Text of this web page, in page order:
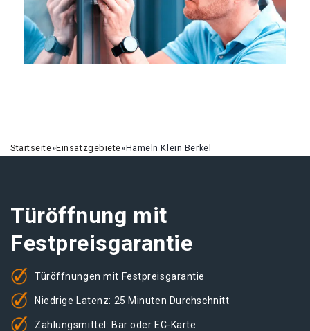
Startseite»Einsatzgebiete»Hameln Klein Berkel
Türöffnung mit
Festpreisgarantie
Türöffnungen mit Festpreisgarantie
Niedrige Latenz: 25 Minuten Durchschnitt
Zahlungsmittel: Bar oder EC-Karte